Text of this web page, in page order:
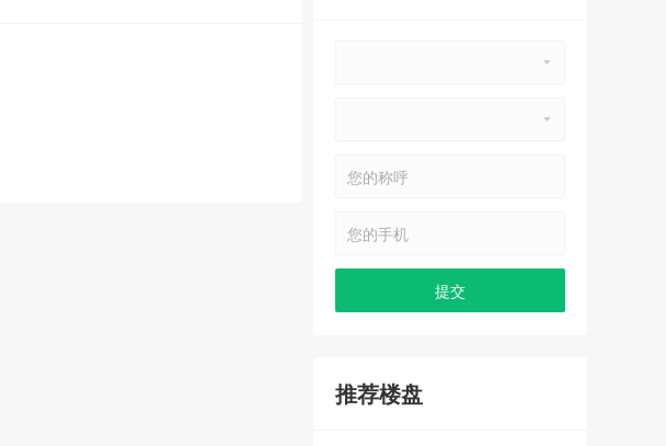
推荐楼盘